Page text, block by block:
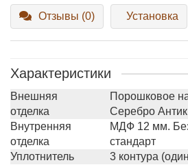
Отзывы (0) Установка
Характеристики
Внешняя
отделка
Порошковое
Серебро Антик
Внутренняя
отделка
МДФ 12 мм.
стандарт
Уплотнитель
3 контура